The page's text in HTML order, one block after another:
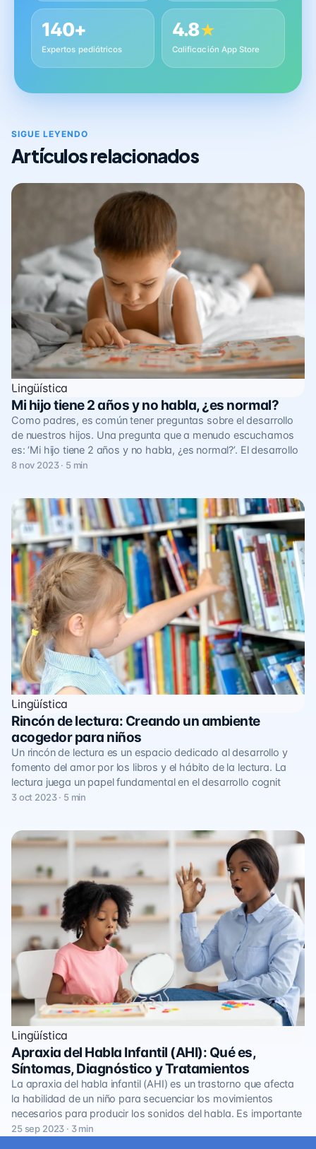
140+
Expertos pediátricos
4.8★
Calificación App Store
SIGUE LEYENDO
Artículos relacionados
Lingüística
Mi hijo tiene 2 años y no habla, ¿es normal?
Como padres, es común tener preguntas sobre el desarrollo
de nuestros hijos. Una pregunta que a menudo escuchamos
es: ‘Mi hijo tiene 2 años y no habla, ¿es normal?’. El desarrollo
8 nov 2023 · 5 min
Lingüística
Rincón de lectura: Creando un ambiente
acogedor para niños
Un rincón de lectura es un espacio dedicado al desarrollo y
fomento del amor por los libros y el hábito de la lectura. La
lectura juega un papel fundamental en el desarrollo cognit
3 oct 2023 · 5 min
Lingüística
Apraxia del Habla Infantil (AHI): Qué es,
Síntomas, Diagnóstico y Tratamientos
La apraxia del habla infantil (AHI) es un trastorno que afecta
la habilidad de un niño para secuenciar los movimientos
necesarios para producir los sonidos del habla. Es importante
25 sep 2023 · 3 min